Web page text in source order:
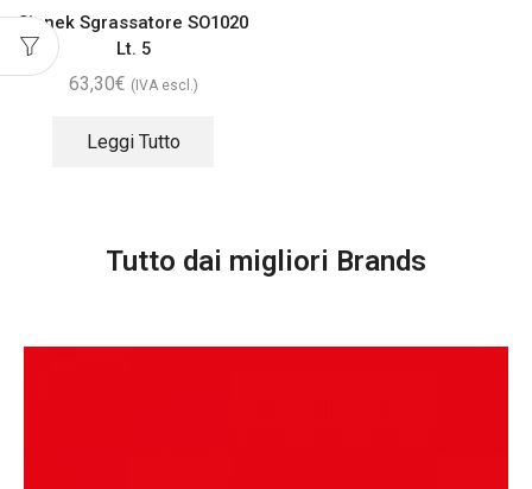
Sinnek Sgrassatore SO1020
Lt. 5
63,30€ (IVA escl.)
Leggi Tutto
Tutto dai migliori Brands